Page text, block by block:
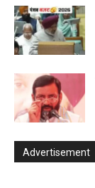
Advertisement